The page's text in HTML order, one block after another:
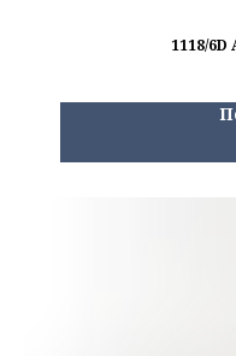
1118/